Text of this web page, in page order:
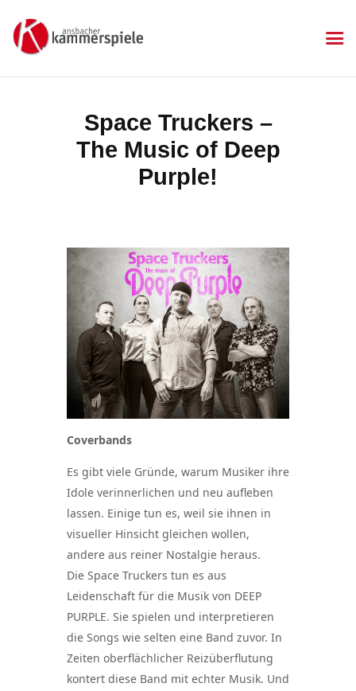
Space Truckers –
The Music of Deep
Purple!
KAMMERSPIELE
Aktuelles
Kartenkauf
Die Kammerspiele
Mitgliedschaft
Kontakt & Anfahrt
Impressum
Datenschutzerklärung
Coverbands
Es gibt viele Gründe, warum Musiker ihre
Idole verinnerlichen und neu aufleben
lassen. Einige tun es, weil sie ihnen in
visueller Hinsicht gleichen wollen,
andere aus reiner Nostalgie heraus.
Die Space Truckers tun es aus
Leidenschaft für die Musik von DEEP
PURPLE. Sie spielen und interpretieren
die Songs wie selten eine Band zuvor. In
Zeiten oberflächlicher Reizüberflutung
kontert diese Band mit echter Musik. Und